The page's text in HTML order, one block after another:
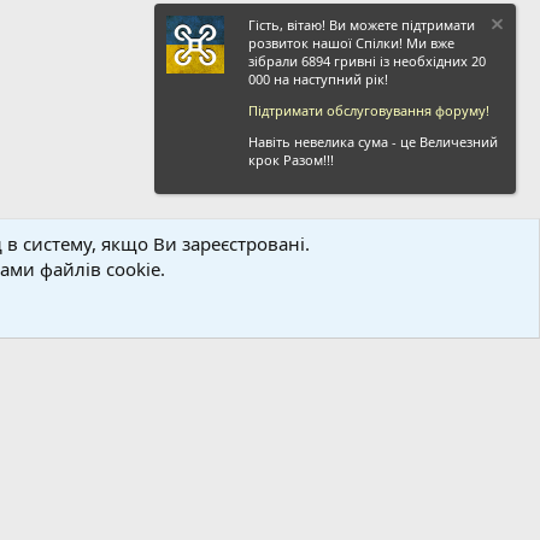
і правила Політика конфіденційності
Гість, вітаю! Ви можете підтримати
розвиток нашої Спілки! Ми вже
зібрали 6894 гривні із необхідних 20
000 на наступний рік!
Підтримати обслуговування форуму!
Навіть невелика сума - це Величезний
крок Разом!!!
систему, якщо Ви зареєстровані.
файлів cookie.